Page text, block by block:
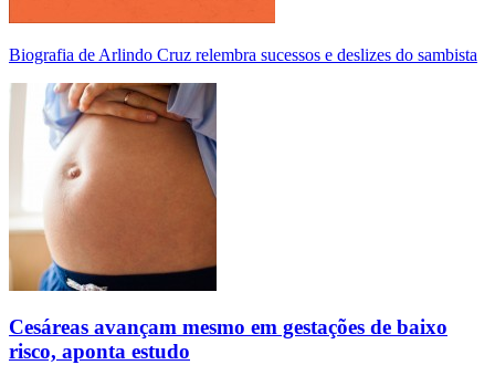
Biografia de Arlindo Cruz relembra sucessos e deslizes do sambista
Cesáreas avançam mesmo em gestações de baixo
risco, aponta estudo